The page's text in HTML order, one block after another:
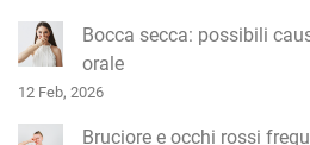
Bocca secca: possibili
orale
12 Feb, 2026
Bruciore e occhi rossi